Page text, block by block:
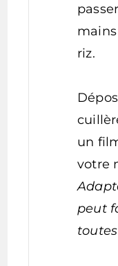
riz.
un
votre
peut